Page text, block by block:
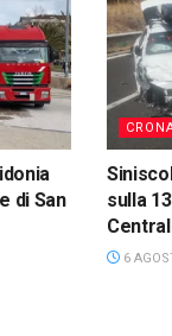
di San
sulla
6